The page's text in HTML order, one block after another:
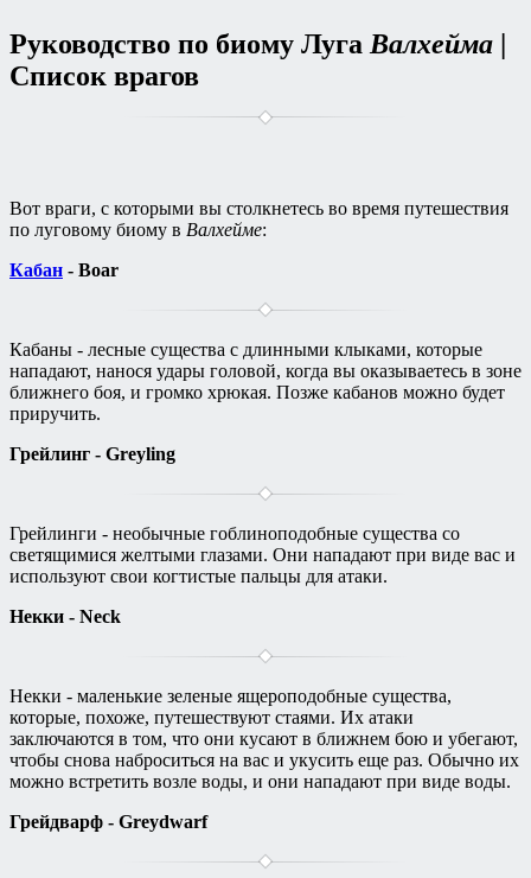
Руководство по биому Луга Валхейма |
Список врагов
Вот враги, с которыми вы столкнетесь во время путешествия
по луговому биому в Валхейме:
Кабан - Boar
Кабаны - лесные существа с длинными клыками, которые
нападают, нанося удары головой, когда вы оказываетесь в зоне
ближнего боя, и громко хрюкая. Позже кабанов можно будет
приручить.
Грейлинг - Greyling
Грейлинги - необычные гоблиноподобные существа со
светящимися желтыми глазами. Они нападают при виде вас и
используют свои когтистые пальцы для атаки.
Некки - Neck
Некки - маленькие зеленые ящероподобные существа,
которые, похоже, путешествуют стаями. Их атаки
заключаются в том, что они кусают в ближнем бою и убегают,
чтобы снова наброситься на вас и укусить еще раз. Обычно их
можно встретить возле воды, и они нападают при виде воды.
Грейдварф - Greydwarf